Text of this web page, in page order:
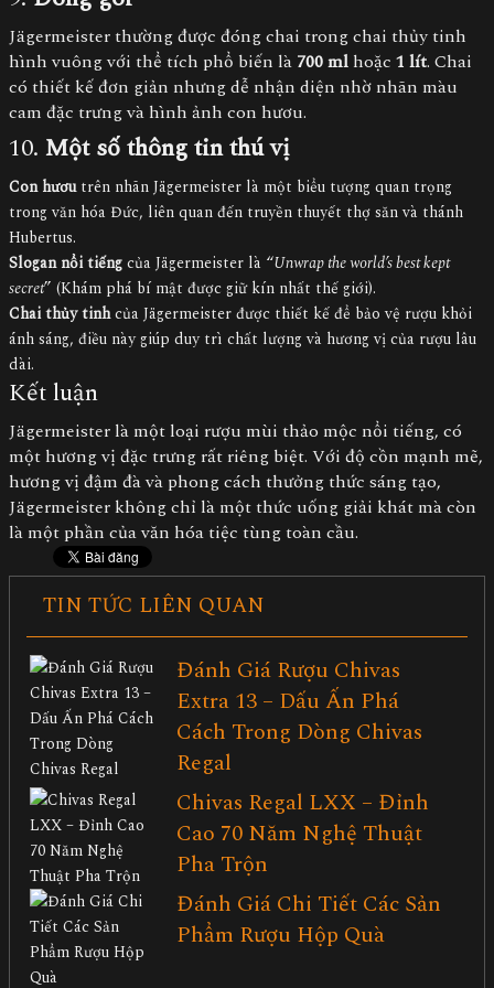
Jägermeister thường được đóng chai trong chai thủy tinh
hình vuông với thể tích phổ biến là 700 mlhoặc 1 lít. Chai
có thiết kế đơn giản nhưng dễ nhận diện nhờ nhãn màu
cam đặc trưng và hình ảnh con hươu.
10. Một số thông tin thú vị
Con hươutrên nhãn Jägermeister là một biểu tượng quan trọng
trong văn hóa Đức, liên quan đến truyền thuyết thợ săn và thánh
Hubertus.
Slogan nổi tiếngcủa Jägermeister là “Unwrap the world’s best kept
secret” (Khám phá bí mật được giữ kín nhất thế giới).
Chai thủy tinhcủa Jägermeister được thiết kế để bảo vệ rượu khỏi
ánh sáng, điều này giúp duy trì chất lượng và hương vị của rượu lâu
dài.
Kết luận
Jägermeister là một loại rượu mùi thảo mộc nổi tiếng, có
một hương vị đặc trưng rất riêng biệt. Với độ cồn mạnh mẽ,
hương vị đậm đà và phong cách thưởng thức sáng tạo,
Jägermeister không chỉ là một thức uống giải khát mà còn
là một phần của văn hóa tiệc tùng toàn cầu.
TIN TỨC LIÊN QUAN
Đánh Giá Rượu Chivas
Extra 13 – Dấu Ấn Phá
Cách Trong Dòng Chivas
Regal
Chivas Regal LXX – Đỉnh
Cao 70 Năm Nghệ Thuật
Pha Trộn
Đánh Giá Chi Tiết Các Sản
Phẩm Rượu Hộp Quà